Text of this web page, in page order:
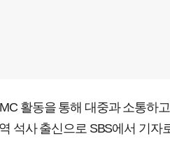
활동을 통해 대중과 소통하
석사 출신으로 SBS에서 기자